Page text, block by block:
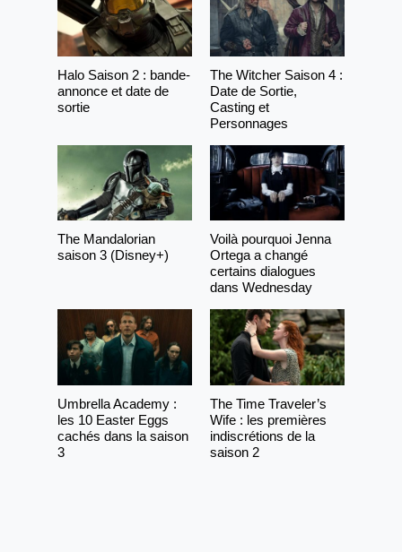
Halo Saison 2 : bande-
annonce et date de
sortie
The Witcher Saison 4 :
Date de Sortie,
Casting et
Personnages
The Mandalorian
saison 3 (Disney+)
Voilà pourquoi Jenna
Ortega a changé
certains dialogues
dans Wednesday
Umbrella Academy :
les 10 Easter Eggs
cachés dans la saison
3
The Time Traveler’s
Wife : les premières
indiscrétions de la
saison 2